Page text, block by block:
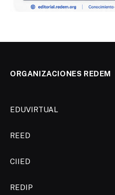
ORGANIZACIONES REDEM
EDUVIRTUAL
REED
CIIED
REDIP